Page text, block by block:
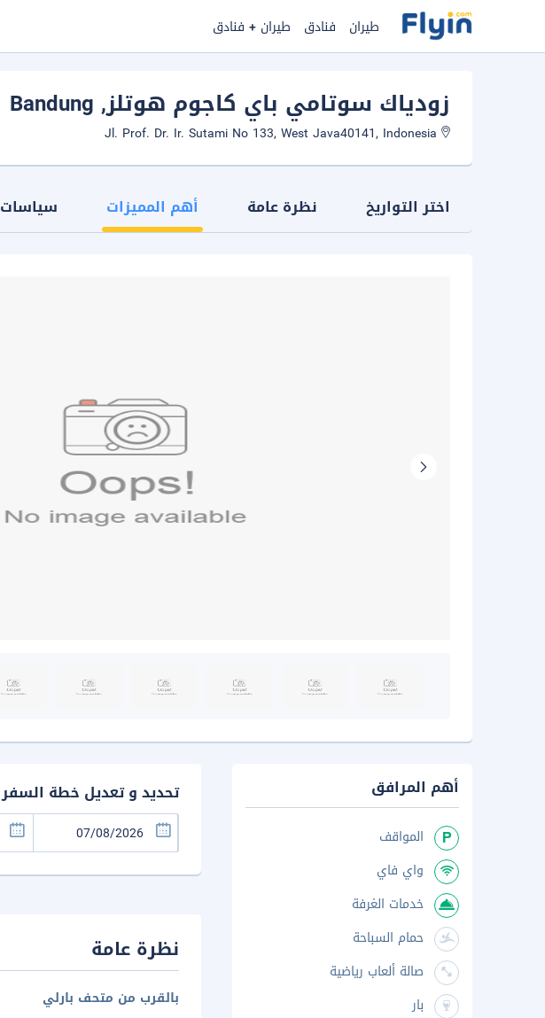
طيران فنادق طيران + فنادق
زودياك سوتامي باي كاجوم هوتلز, Bandung
اختر التواريخ نظرة عامة أهم المميزات سياسات
تحديد و تعديل خطة السفر
نظرة عامة
بالقرب من متحف بارلي
أهم المرافق
المواقف
واي فاي
خدمات الغرفة
حمام السباحة
صالة ألعاب رياضية
بار